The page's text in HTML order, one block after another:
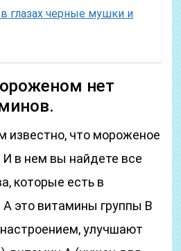
глазах черные мушки и
нет
известно, что мороженое
в нем вы найдете все
которые есть в
А это витамины группы В
улучшают